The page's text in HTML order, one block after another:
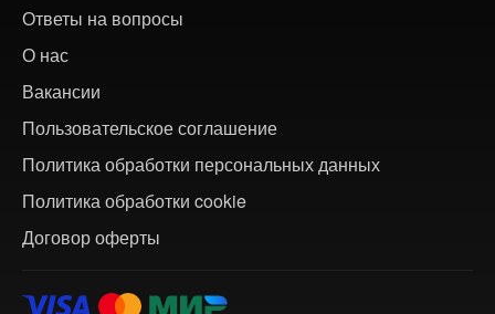
Ответы на вопросы
О нас
Вакансии
Пользовательское соглашение
Политика обработки персональных данных
Политика обработки cookie
Договор оферты